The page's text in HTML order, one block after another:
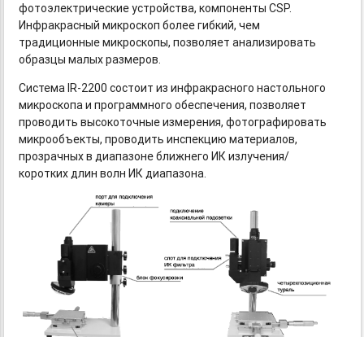
фотоэлектрические устройства, компоненты CSP.
Инфракрасный микроскоп более гибкий, чем
традиционные микроскопы, позволяет анализировать
образцы малых размеров.
СистемаIR-2200 состоит из инфракрасного настольного
микроскопа и программного обеспечения, позволяет
проводить высокоточные измерения, фотографировать
микрообъекты, проводить инспекцию материалов,
прозрачных в диапазоне ближнего ИК излучения/
коротких длин волн ИК диапазона.